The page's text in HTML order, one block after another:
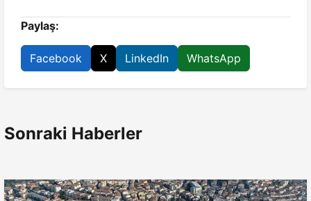
Paylaş:
Facebook X LinkedIn WhatsApp
Sonraki Haberler